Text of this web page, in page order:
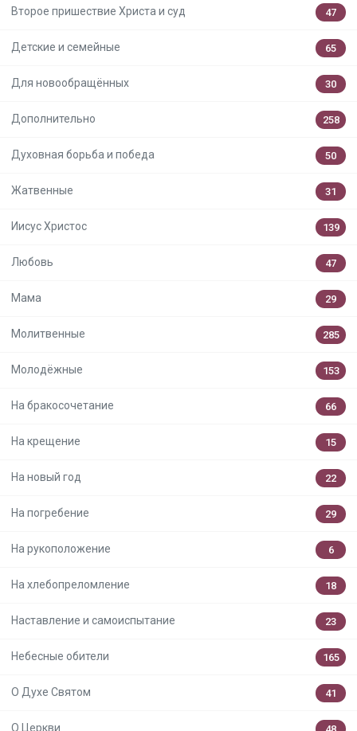
Второе пришествие Христа и суд 47
Детские и семейные 65
Для новообращённых 30
Дополнительно 258
Духовная борьба и победа 50
Жатвенные 31
Иисус Христос 139
Любовь 47
Мама 29
Молитвенные 285
Молодёжные 153
На бракосочетание 66
На крещение 15
На новый год 22
На погребение 29
На рукоположение 6
На хлебопреломление 18
Наставление и самоиспытание 23
Небесные обители 165
О Духе Святом 41
О Церкви